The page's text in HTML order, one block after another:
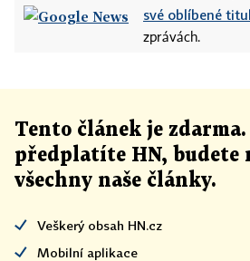
své oblíbené
zprávách.
Tento článek je
předplatíte HN, budete
všechny naše články.
Veškerý obsah HN.cz
Mobilní aplikace